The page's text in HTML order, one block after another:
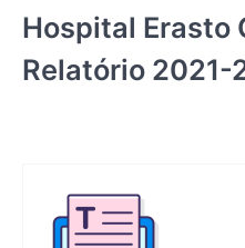
Hospital Erasto
Relatório 2021-